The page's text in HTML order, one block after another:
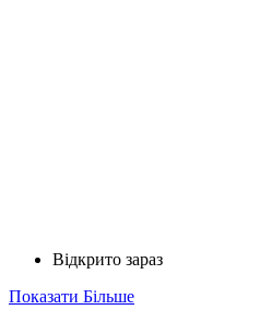
Відкрито зараз
Показати Більше